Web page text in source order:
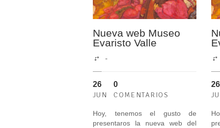
Nueva web Museo
Evaristo Valle
-
26
JUN
0
COMENTARIOS
Hoy, tenemos el gusto de
presentaros la nueva web del
26